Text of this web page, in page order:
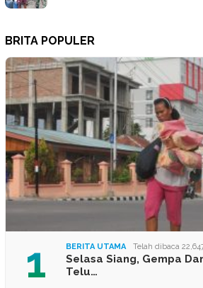
BRITA POPULER
1 BERITA UTAMA Telah dibaca
Selasa Siang, Gempa
Telu…